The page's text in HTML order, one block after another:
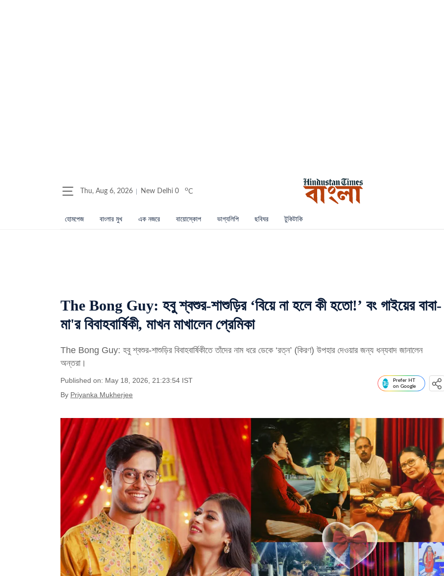
Thu, Aug 6, 2026 New Delhi 0 oC
হোমপেজ বাংলার মুখ এক নজরে বায়োস্কোপ ভাগ্যলিপি ছবিঘর টুকিটাকি
The Bong Guy: হবু শ্বশুর-শাশুড়ির ‘বিয়ে না হলে কী হতো!’ বং গাইয়ের বাবা-
মা'র বিবাহবার্ষিকী, মাখন মাখালেন প্রেমিকা
The Bong Guy: হবু শ্বশুর-শাশুড়ির বিবাহবার্ষিকীতে তাঁদের নাম ধরে ডেকে ‘রত্ন’ (কিরণ) উপহার দেওয়ার জন্য ধন্যবাদ জানালেন
অন্তরা।
Published on: May 18, 2026, 21:23:54 IST
By Priyanka Mukherjee
Prefer HT
on Google